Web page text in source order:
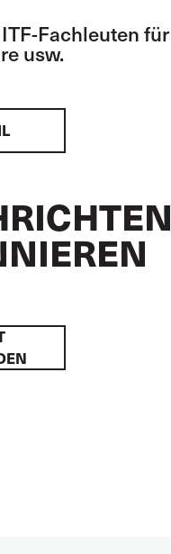
Fachleuten für
usw.